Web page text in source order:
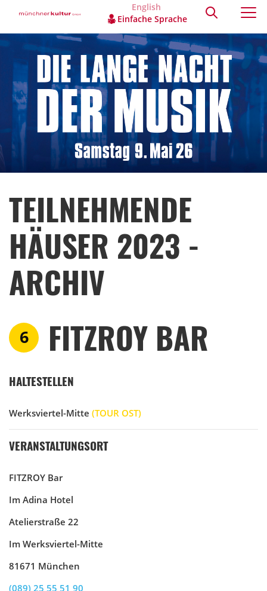
English
Einfache Sprache
TEILNEHMENDE
HÄUSER 2023 -
ARCHIV
6 FITZROY BAR
HALTESTELLEN
Werksviertel-Mitte (TOUR OST)
VERANSTALTUNGSORT
FITZROY Bar
Im Adina Hotel
Atelierstraße 22
Im Werksviertel-Mitte
81671 München
(089) 25 55 51 90